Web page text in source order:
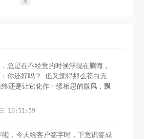
总是在不经意的时候浮现在脑海，
你还好吗？ 但又觉得那么苍白无
还是让它化作一缕相思的微风，飘
10:51:59
，今天给客户签字时，下意识签成